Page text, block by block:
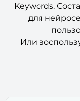
Keywords.
для
Или